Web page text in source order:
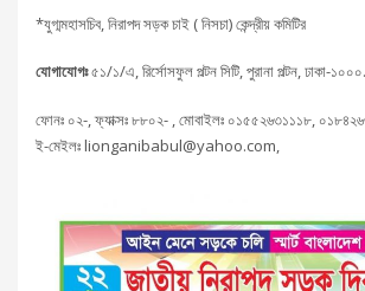
*যুগ্মমহাসচিব, নিরাপদ সড়ক চাই ( নিসচা) কেন্দ্রীয় কমিটির
যোগাযোগঃ৫১/১/এ, রির্সোসফুল পল্টন সিটি, পুরানা পল্টন, ঢাকা-১০০০.
ফোনঃ ০২-, ফ্যাক্সঃ ৮৮০২- , মোবাইলঃ ০১৫৫২৬৩১১১৮,
ই-মেইলঃ lionganibabul@yahoo.com,